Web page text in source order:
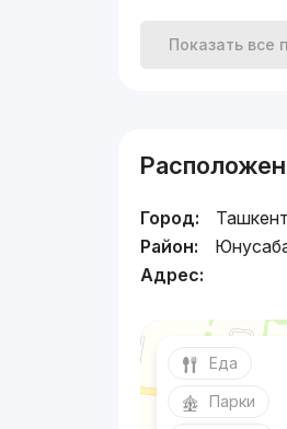
Показать все
Город:
Ташкент
Район:
Адрес:
Еда
Парки